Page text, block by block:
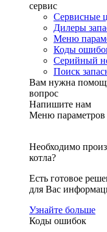
сервис
Сервисные
Дилеры
Меню
Коды
Серийный
Поиск
Вам нужна
вопрос
Напишите нам
Меню параметров
Необходимо
котла?
Есть готовое
для Вас
Узнайте больше
Коды ошибок